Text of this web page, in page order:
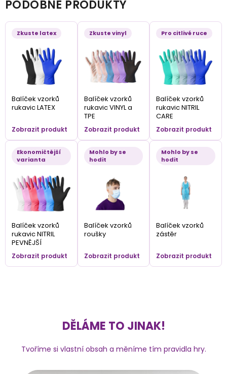
PODOBNÉ PRODUKTY
Zkuste latex
Balíček vzorků
rukavic LATEX
Zobrazit produkt
Zkuste vinyl
Balíček vzorků
rukavic VINYL a
TPE
Zobrazit produkt
Pro citlivé ruce
Balíček vzorků
rukavic NITRIL
CARE
Zobrazit produkt
Ekonomičtější
varianta
Balíček vzorků
rukavic NITRIL
PEVNĚJŠÍ
Zobrazit produkt
Mohlo by se
hodit
Balíček vzorků
roušky
Zobrazit produkt
Mohlo by se
hodit
Balíček vzorků
zástěr
Zobrazit produkt
DĚLÁME TO JINAK!
Tvoříme si vlastní obsah a měníme tím pravidla hry.